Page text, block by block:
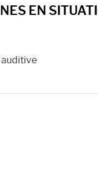
EN
auditive